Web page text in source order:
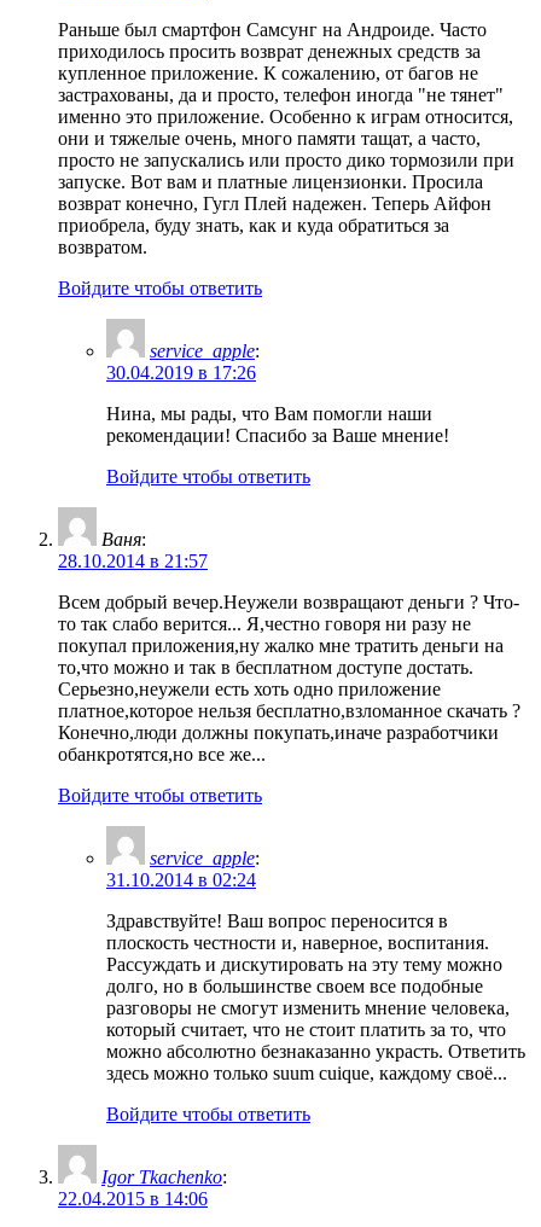
Раньше был смартфон Самсунг на Андроиде. Часто
приходилось просить возврат денежных средств за
купленное приложение. К сожалению, от багов не
застрахованы, да и просто, телефон иногда "не тянет"
именно это приложение. Особенно к играм относится,
они и тяжелые очень, много памяти тащат, а часто,
просто не запускались или просто дико тормозили при
запуске. Вот вам и платные лицензионки. Просила
возврат конечно, Гугл Плей надежен. Теперь Айфон
приобрела, буду знать, как и куда обратиться за
возвратом.
Войдите чтобы ответить
service_apple:
30.04.2019 в 17:26
Нина, мы рады, что Вам помогли наши
рекомендации! Спасибо за Ваше мнение!
Войдите чтобы ответить
Ваня:
28.10.2014 в 21:57
Всем добрый вечер.Неужели возвращают деньги ? Что-
то так слабо верится... Я,честно говоря ни разу не
покупал приложения,ну жалко мне тратить деньги на
то,что можно и так в бесплатном доступе достать.
Серьезно,неужели есть хоть одно приложение
платное,которое нельзя бесплатно,взломанное скачать ?
Конечно,люди должны покупать,иначе разработчики
обанкротятся,но все же...
Войдите чтобы ответить
service_apple:
31.10.2014 в 02:24
Здравствуйте! Ваш вопрос переносится в
плоскость честности и, наверное, воспитания.
Рассуждать и дискутировать на эту тему можно
долго, но в большинстве своем все подобные
разговоры не смогут изменить мнение человека,
который считает, что не стоит платить за то, что
можно абсолютно безнаказанно украсть. Ответить
здесь можно только suum cuique, каждому своё...
Войдите чтобы ответить
Igor Tkachenko:
22.04.2015 в 14:06